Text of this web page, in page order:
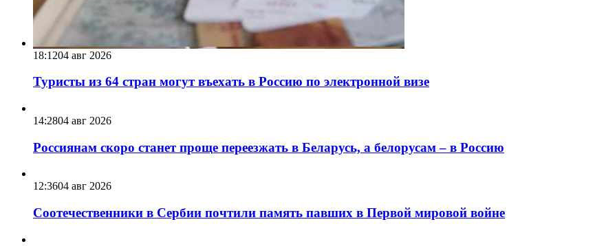
18:1204 авг 2026
Туристы из 64 стран могут въехать в Россию по электронной визе
14:2804 авг 2026
Россиянам скоро станет проще переезжать в Беларусь, а белорусам – в Россию
12:3604 авг 2026
Соотечественники в Сербии почтили память павших в Первой мировой войне